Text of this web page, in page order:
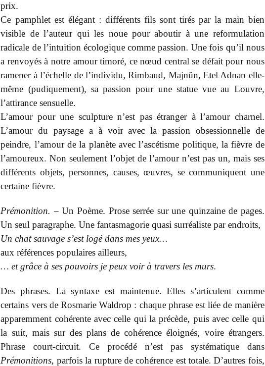
prix.
Ce pamphlet est élégant : différents fils sont tirés par la main bien
visible de l’auteur qui les noue pour aboutir à une reformulation
radicale de l’intuition écologique comme passion. Une fois qu’il nous
a renvoyés à notre amour timoré, ce nœud central se défait pour nous
ramener à l’échelle de l’individu, Rimbaud, Majnûn, Etel Adnan elle-
même (pudiquement), sa passion pour une statue vue au Louvre,
l’attirance sensuelle.
L’amour pour une sculpture n’est pas étranger à l’amour charnel.
L’amour du paysage a à voir avec la passion obsessionnelle de
peindre, l’amour de la planète avec l’ascétisme politique, la fièvre de
l’amoureux. Non seulement l’objet de l’amour n’est pas un, mais ses
différents objets, personnes, causes, œuvres, se communiquent une
certaine fièvre.
Prémonition. – Un Poème. Prose serrée sur une quinzaine de pages.
Un seul paragraphe. Une fantasmagorie quasi surréaliste par endroits,
Un chat sauvage s’est logé dans mes yeux…
aux références populaires ailleurs,
… et grâce à ses pouvoirs je peux voir à travers les murs.
Des phrases. La syntaxe est maintenue. Elles s’articulent comme
certains vers de Rosmarie Waldrop : chaque phrase est liée de manière
apparemment cohérente avec celle qui la précède, puis avec celle qui
la suit, mais sur des plans de cohérence éloignés, voire étrangers.
Phrase court-circuit. Ce procédé n’est pas systématique dans
Prémonitions, parfois la rupture de cohérence est totale. D’autres fois,